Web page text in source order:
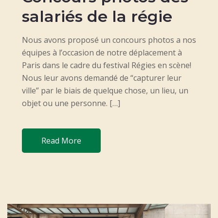
E
O
N
salariés de la régie
Nous avons proposé un concours photos a nos
équipes à l’occasion de notre déplacement à
Paris dans le cadre du festival Régies en scène!
Nous leur avons demandé de “capturer leur
ville” par le biais de quelque chose, un lieu, un
objet ou une personne. […]
Read More